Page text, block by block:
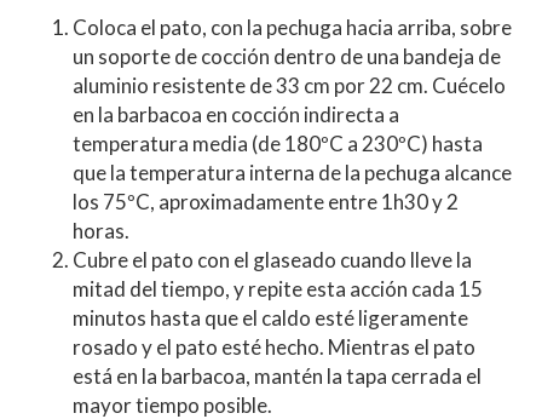
Coloca el pato, con la pechuga hacia arriba, sobre
un soporte de cocción dentro de una bandeja de
aluminio resistente de 33 cm por 22 cm. Cuécelo
en la barbacoa en cocción indirecta a
temperatura media (de 180ºC a 230ºC) hasta
que la temperatura interna de la pechuga alcance
los 75ºC, aproximadamente entre 1h30 y 2
horas.
Cubre el pato con el glaseado cuando lleve la
mitad del tiempo, y repite esta acción cada 15
minutos hasta que el caldo esté ligeramente
rosado y el pato esté hecho. Mientras el pato
está en la barbacoa, mantén la tapa cerrada el
mayor tiempo posible.